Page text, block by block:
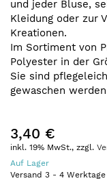
und jeder Bluse,
Kleidung oder zur
Kreationen.
Im Sortiment von
Polyester in der
Sie sind
gewaschen
3,40 €
inkl. 19% MwSt., zzgl.
Auf Lager
Versand 3 - 4 Werktage